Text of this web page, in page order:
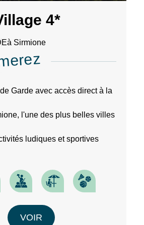
4*
à Sirmione
Garde avec accès direct à la
l'une des plus belles villes
ludiques et sportives
VOIR